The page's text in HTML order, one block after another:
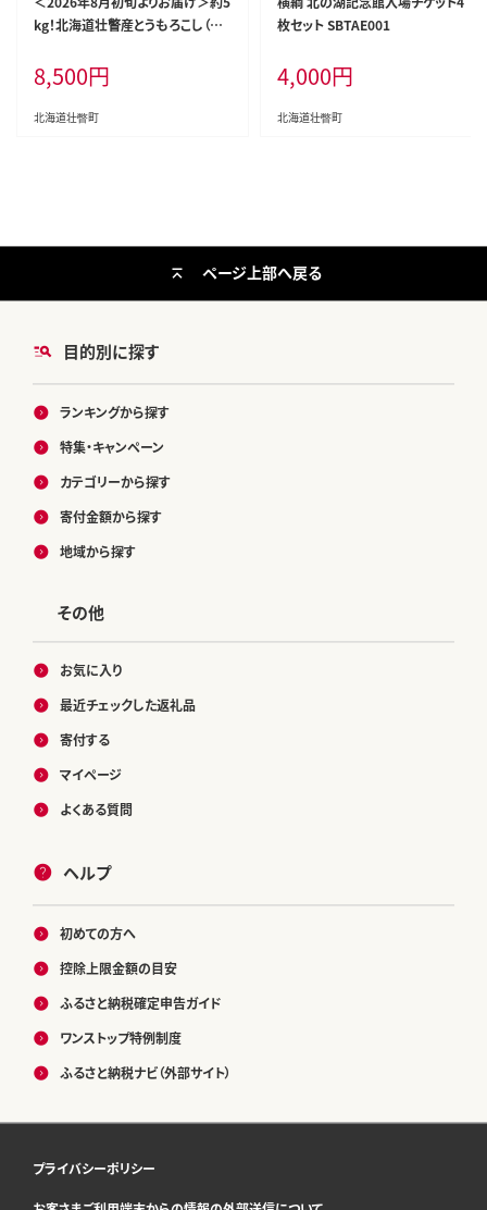
kg！北海道壮瞥産とうもろこし（恵
P002
8,500円
北海道壮瞥町
枚セット SBTAE001
4,000円
北海道壮瞥町
目的別に探す
ランキングから探す
特集・キャンペーン
カテゴリーから探す
寄付金額から探す
地域から探す
その他
お気に入り
最近チェックした返礼品
寄付する
マイページ
よくある質問
ヘルプ
初めての方へ
控除上限金額の目安
ふるさと納税確定申告ガイド
ワンストップ特例制度
ふるさと納税ナビ（外部サイト）
ページ上部へ戻る
プライバシーポリシー